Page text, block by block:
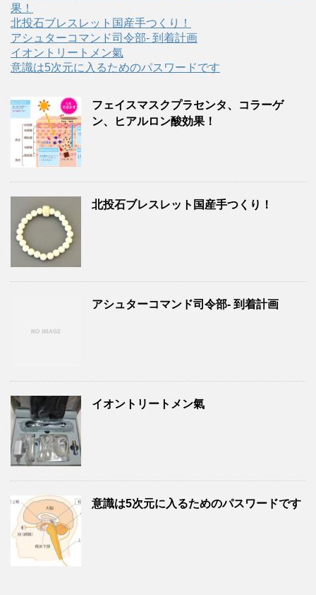
果！
北投石ブレスレット国産手つくり！
アシュターコマンド司令部- 到着計画
イオントリートメン氣
意識は5次元に入るためのパスワードです
フェイスマスクプラセンタ、コラーゲ
ン、ヒアルロン酸効果！
北投石ブレスレット国産手つくり！
アシュターコマンド司令部- 到着計画
イオントリートメン氣
意識は5次元に入るためのパスワードです